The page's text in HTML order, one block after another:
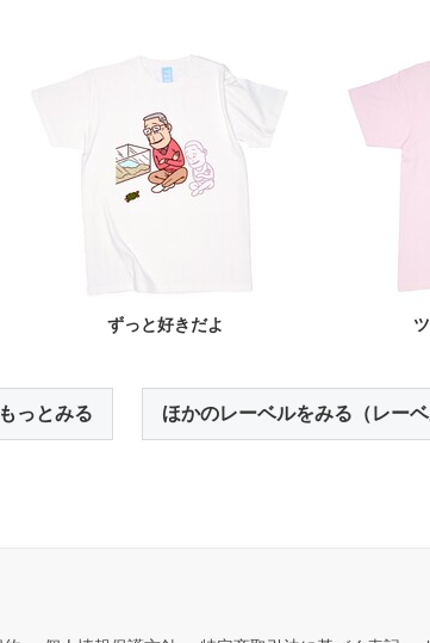
ずっと好きだよ
っとみる ほかのレーベルをみる（レーベ